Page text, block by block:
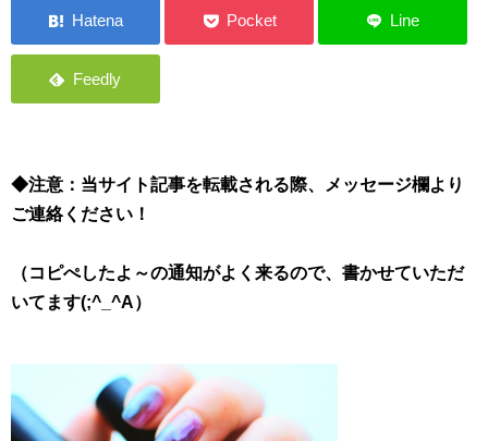
◆注意：当サイト記事を転載される際、メッセージ欄より
ご連絡ください！
（コピぺしたよ～の通知がよく来るので、書かせていただ
いてます(;^_^A）